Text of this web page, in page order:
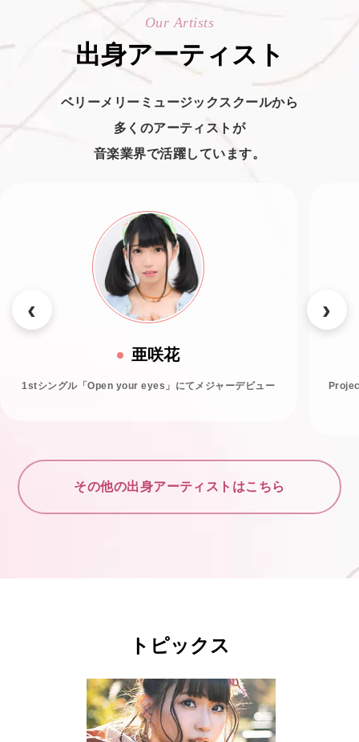
Our Artists
出身アーティスト
ベリーメリーミュージックスクールから
多くのアーティストが
音楽業界で活躍しています。
亜咲花
1stシングル「Open your eyes」にてメジャーデビュー
その他の出身アーティストはこちら
トピックス